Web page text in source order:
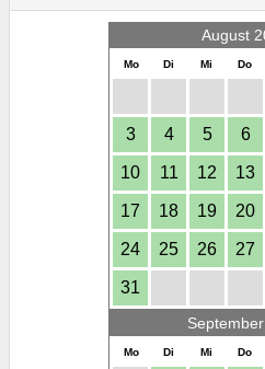
August
Mo Di Mi Do
3 4 5 6
10 11 12 13
17 18 19 20
24 25 26 27
31
Mo Di Mi Do